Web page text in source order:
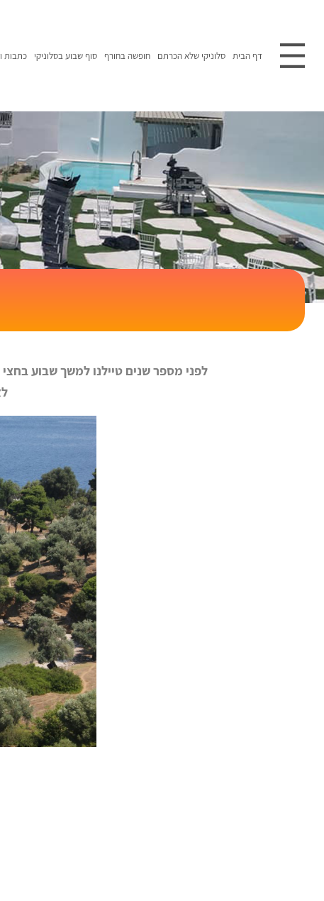
דף הבית סלוניקי שלא הכרתם חופשה בחורף סוף שבוע בסלוניקי כתבות
לפני מספר שנים טיילנו למשך שבוע